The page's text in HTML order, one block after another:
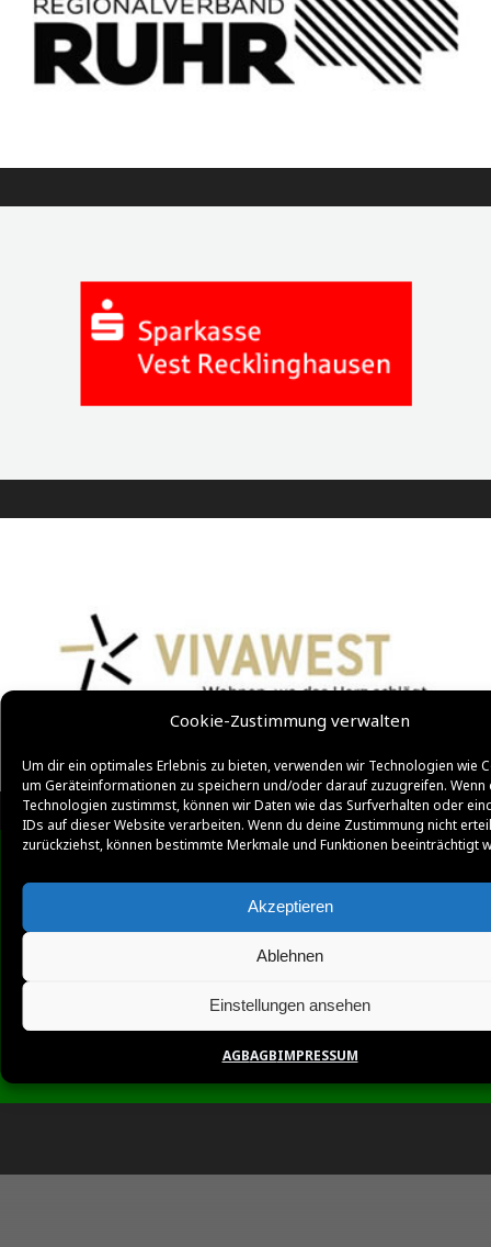
Cookie-Zustimmung verwalten
Um dir ein optimales Erlebnis zu bieten, verwenden wir Technologien wie
um Geräteinformationen zu speichern und/oder darauf zuzugreifen. Wenn
Technologien zustimmst, können wir Daten wie das Surfverhalten oder
IDs auf dieser Website verarbeiten. Wenn du deine Zustimmung nicht
zurückziehst, können bestimmte Merkmale und Funktionen beeinträchtigt
Akzeptieren
Ablehnen
Einstellungen ansehen
AGBAGBIMPRESSUM